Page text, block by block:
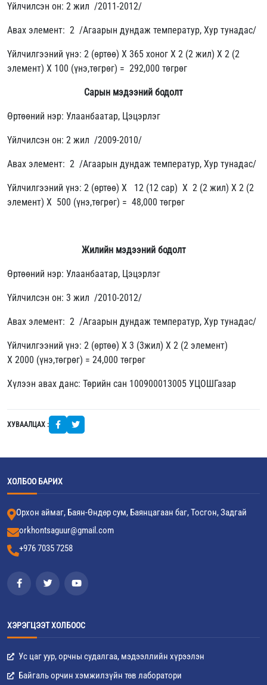
Үйлчилсэн он: 2 жил /2011-2012/
Авах элемент: 2 /Агаарын дундаж температур, Хур тунадас/
Үйлчилгээний үнэ: 2 (өртөө) X 365 хоног X 2 (2 жил) X 2 (2
элемент) X 100 (үнэ,төгрөг) = 292,000 төгрөг
Сарын мэдээний бодолт
Өртөөний нэр: Улаанбаатар, Цэцэрлэг
Үйлчилсэн он: 2 жил /2009-2010/
Авах элемент: 2 /Агаарын дундаж температур, Хур тунадас/
Үйлчилгээний үнэ: 2 (өртөө) X 12 (12 сар) X 2 (2 жил) X 2 (2
элемент) X 500 (үнэ,төгрөг) = 48,000 төгрөг
Жилийн мэдээний бодолт
Өртөөний нэр: Улаанбаатар, Цэцэрлэг
Үйлчилсэн он: 3 жил /2010-2012/
Авах элемент: 2 /Агаарын дундаж температур, Хур тунадас/
Үйлчилгээний үнэ: 2 (өртөө) X 3 (3жил) X 2 (2 элемент)
X 2000 (үнэ,төгрөг) = 24,000 төгрөг
Хүлээн авах данс: Төрийн сан 100900013005 УЦОШГазар
ХУВААЛЦАХ :
ХОЛБОО БАРИХ
Орхон аймаг, Баян-Өндөр сум, Баянцагаан баг, Тосгон, Задгай
orkhontsaguur@gmail.com
+976 7035 7258
ХЭРЭГЦЭЭТ ХОЛБООС
Ус цаг уур, орчны судалгаа, мэдээллийн хүрээлэн
Байгаль орчин хэмжилзүйн төв лаборатори